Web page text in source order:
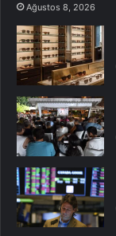
Ağustos 8, 2026